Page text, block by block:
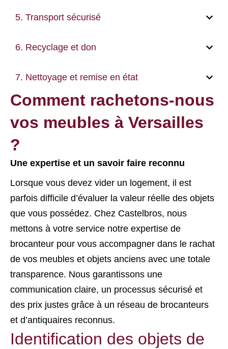
5. Transport sécurisé
6. Recyclage et don
7. Nettoyage et remise en état
Comment rachetons-nous
vos meubles à Versailles
?
Une expertise et un savoir faire reconnu
Lorsque vous devez vider un logement, il est
parfois difficile d’évaluer la valeur réelle des objets
que vous possédez. Chez Castelbros, nous
mettons à votre service notre expertise de
brocanteur pour vous accompagner dans le rachat
de vos meubles et objets anciens avec une totale
transparence. Nous garantissons une
communication claire, un processus sécurisé et
des prix justes grâce à un réseau de brocanteurs
et d’antiquaires reconnus.
Identification des objets de